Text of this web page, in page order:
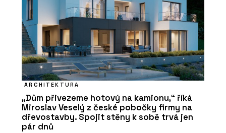
ARCHITEKTURA
„Dům přivezeme hotový na kamionu,“ říká
Miroslav Veselý z české pobočky firmy na
dřevostavby. Spojit stěny k sobě trvá jen
pár dnů